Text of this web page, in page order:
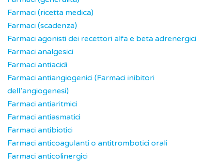
Farmaci (ricetta medica)
Farmaci (scadenza)
Farmaci agonisti dei recettori alfa e beta adrenergici
Farmaci analgesici
Farmaci antiacidi
Farmaci antiangiogenici (Farmaci inibitori
dell’angiogenesi)
Farmaci antiaritmici
Farmaci antiasmatici
Farmaci antibiotici
Farmaci anticoagulanti o antitrombotici orali
Farmaci anticolinergici